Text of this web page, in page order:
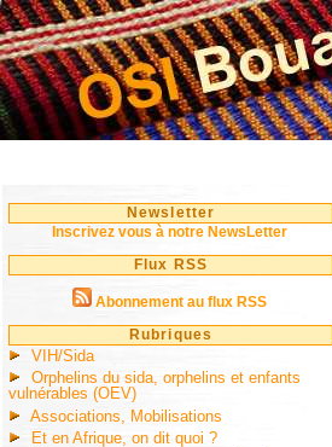
Newsletter
Inscrivez vous à notre NewsLetter
Flux RSS
Abonnement au flux RSS
Rubriques
VIH/Sida
Orphelins du sida, orphelins et enfants
vulnérables (OEV)
Associations, Mobilisations
Et en Afrique, on dit quoi ?